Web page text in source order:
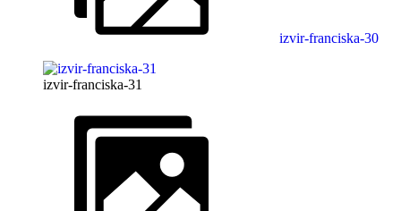
izvir-franciska-30
izvir-franciska-31